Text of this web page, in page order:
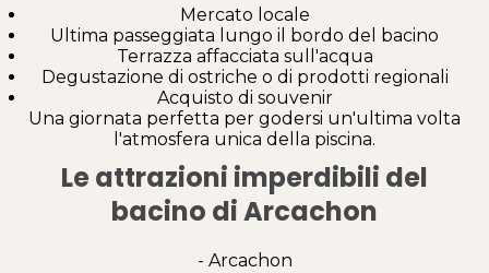
Mercato locale
Ultima passeggiata lungo il bordo del bacino
Terrazza affacciata sull'acqua
Degustazione di ostriche o di prodotti regionali
Acquisto di souvenir
Una giornata perfetta per godersi un'ultima volta
l'atmosfera unica della piscina.
Le attrazioni imperdibili del
bacino di Arcachon
- Arcachon